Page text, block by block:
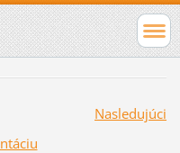
Nasledujúci